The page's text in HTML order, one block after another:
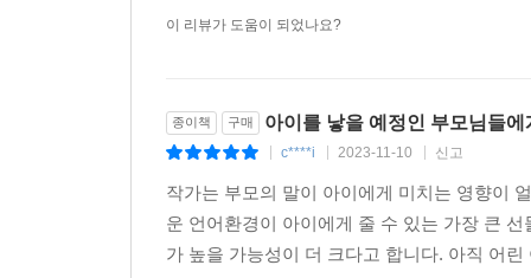
이 리뷰가 도움이 되었나요?
종이책 구매 아이를 낳을 예정인 부모님들
c****i 2023-11-10 신고
작가는 부모의 말이 아이에게 미치는 영향이
운 언어환경이 아이에게 줄 수 있는 가장 큰
가 높을 가능성이 더 크다고 합니다. 아직 어